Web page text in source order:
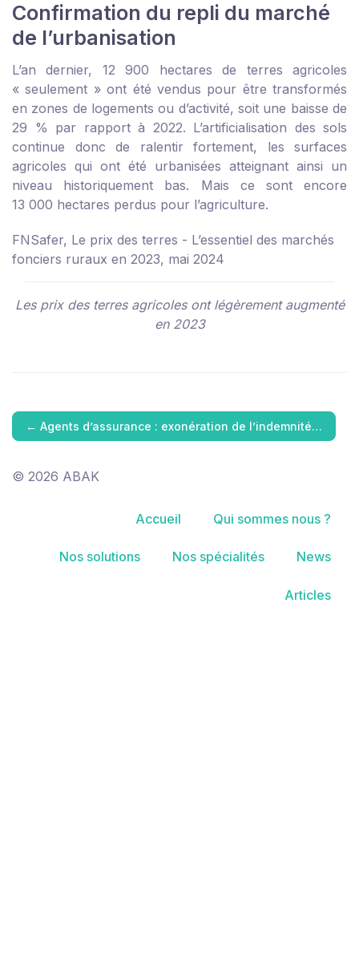
Confirmation du repli du marché
de l’urbanisation
L’an dernier, 12 900 hectares de terres agricoles
« seulement » ont été vendus pour être transformés
en zones de logements ou d’activité, soit une baisse de
29 % par rapport à 2022. L’artificialisation des sols
continue donc de ralentir fortement, les surfaces
agricoles qui ont été urbanisées atteignant ainsi un
niveau historiquement bas. Mais ce sont encore
13 000 hectares perdus pour l’agriculture.
FNSafer, Le prix des terres - L’essentiel des marchés
fonciers ruraux en 2023, mai 2024
Les prix des terres agricoles ont légèrement augmenté
en 2023
← Agents d’assurance : exonération de l’indemnité…
© 2026 ABAK
Accueil Qui sommes nous ?
Nos solutions Nos spécialités News
Articles